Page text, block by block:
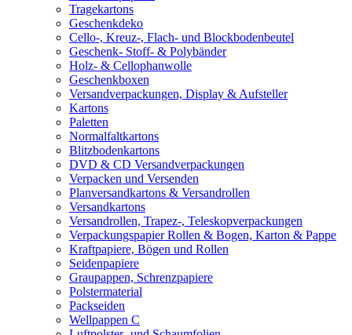
Tragekartons
Geschenkdeko
Cello-, Kreuz-, Flach- und Blockbodenbeutel
Geschenk- Stoff- & Polybänder
Holz- & Cellophanwolle
Geschenkboxen
Versandverpackungen, Display & Aufsteller
Kartons
Paletten
Normalfaltkartons
Blitzbodenkartons
DVD & CD Versandverpackungen
Verpacken und Versenden
Planversandkartons & Versandrollen
Versandkartons
Versandrollen, Trapez-, Teleskopverpackungen
Verpackungspapier Rollen & Bogen, Karton & Pappe
Kraftpapiere, Bögen und Rollen
Seidenpapiere
Graupappen, Schrenzpapiere
Polstermaterial
Packseiden
Wellpappen C